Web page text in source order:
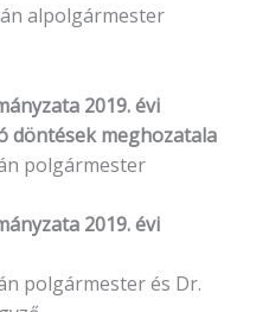
2019. évi
döntések meghozatala
2019. évi
és Dr.